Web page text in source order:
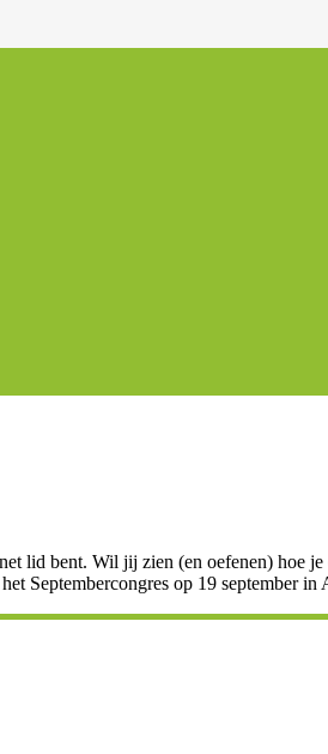
lid bent. Wil jij zien (en oefenen) hoe
Septembercongres op 19 september in